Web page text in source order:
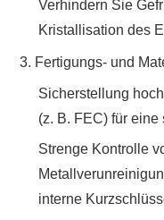
Verhindern Sie
Kristallisation des
3. ‌ Fertigungs- und
Sicherstellung
(z. B. FEC) für
Strenge Kontrolle
interne